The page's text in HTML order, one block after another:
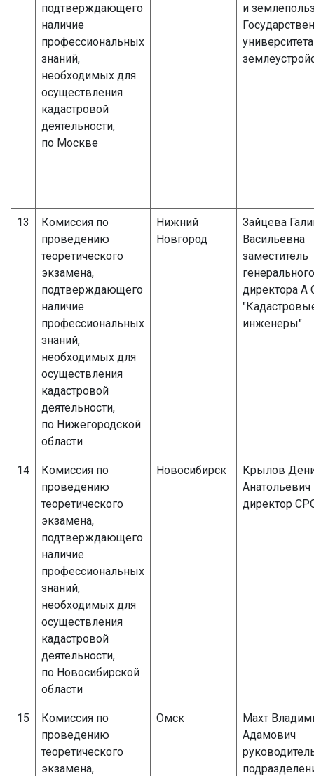
подтверждающего
наличие
профессиональных
знаний,
необходимых для
осуществления
кадастровой
деятельности,
по Москве
и
13
Комиссия по
проведению
теоретического
экзамена,
подтверждающего
наличие
профессиональных
знаний,
необходимых для
осуществления
кадастровой
деятельности,
по Нижегородской
области
Нижний
Новгород
Зайцева
Васильевна
заместитель
генерального
директора А
инженеры"
14
Комиссия по
проведению
теоретического
экзамена,
подтверждающего
наличие
профессиональных
знаний,
необходимых для
осуществления
кадастровой
деятельности,
по Новосибирской
области
Новосибирск
Крылов
Анатольевич
директор
15
Комиссия по
проведению
теоретического
экзамена,
Омск
Махт
Адамович